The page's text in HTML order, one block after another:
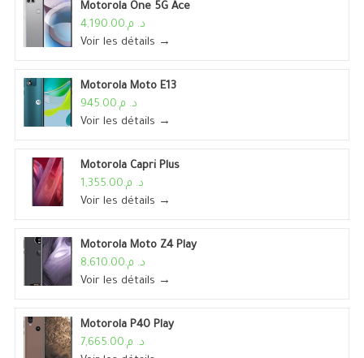
Motorola One 5G Ace
د. م.4,190.00
Voir les détails →
Motorola Moto E13
د. م.945.00
Voir les détails →
Motorola Capri Plus
د. م.1,355.00
Voir les détails →
Motorola Moto Z4 Play
د. م.8,610.00
Voir les détails →
Motorola P40 Play
د. م.7,665.00